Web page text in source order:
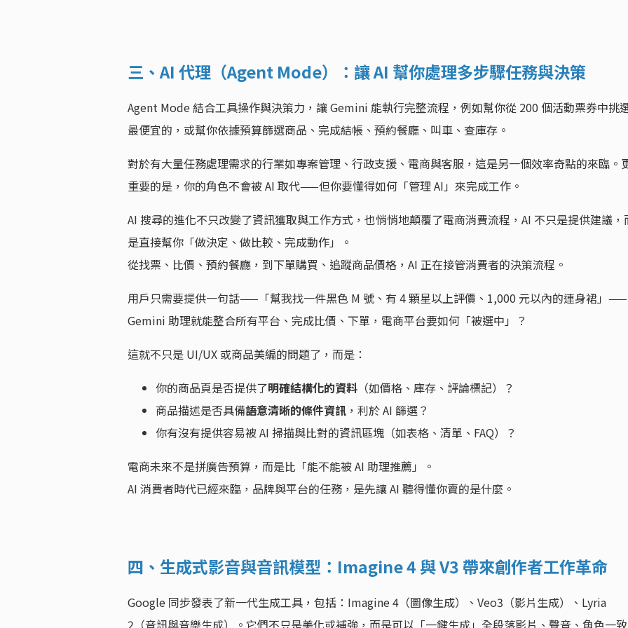
三、AI 代理（Agent Mode）：讓 AI 幫你處理多步驟任務與決策
Agent Mode 結合工具操作與決策力，讓 Gemini 能執行完整流程，例如幫你從 200 個活動票券中挑
最便宜的，或幫你依據預算篩選商品、完成結帳、預約餐廳、叫車、查庫存。
對於有大量任務處理需求的行業如專案管理、行政支援、電商與客服，這是另一個效率奇點的來臨。
重要的是，你的角色不會被 AI 取代——但你要懂得如何「管理 AI」來完成工作。
AI 搜尋的進化不只改變了資訊獲取與工作方式，也悄悄地顛覆了電商消費流程，AI 不只是提供建議，
是直接幫你「做決定、做比較、完成動作」。
從找票、比價、預約餐廳，到下單購買、追蹤商品價格，AI 正在接管消費者的決策流程。
用戶只需要提供一句話——「幫我找一件黑色 M 號、有 4 顆星以上評價、1,000 元以內的連身裙」——
Gemini 助理就能整合所有平台、完成比價、下單，電商平台要如何「被選中」？
這就不只是 UI/UX 或商品美編的問題了，而是：
你的商品頁是否提供了明確結構化的資料 （如價格、庫存、評論標記）？
商品描述是否具備語意清晰的條件資訊 ，利於 AI 篩選？
你有沒有提供容易被 AI 掃描與比對的資訊區塊（如表格、清單、FAQ）？
電商未來不是拼廣告預算，而是比「能不能被 AI 助理推薦」。
AI 消費者時代已經來臨，品牌與平台的任務，是先讓 AI 聽得懂你賣的是什麼。
四、生成式影音與音訊模型：Imagine 4 與 V3 帶來創作者工作革命
Google 同步發表了新一代生成工具，包括：Imagine 4（圖像生成）、Veo3（影片生成）、Lyria
2（音訊與音樂生成）。它們不只是美化或補強，而是可以「一鍵生成」全段落影片、聲音、角色一致